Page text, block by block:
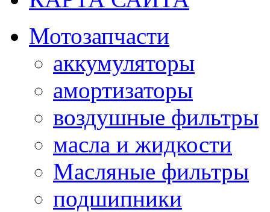
Мотозапчасти
аккумуляторы
амортизаторы
воздушные фильтры
масла и жидкости
Масляные фильтры
подшипники